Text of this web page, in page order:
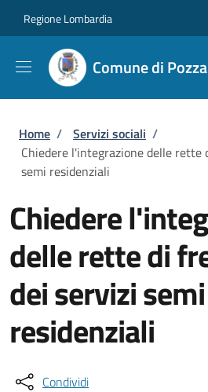
Regione Lombardia
Comune di
Briciole di pane
Home / Servizi sociali /
Chiedere l'integrazione delle rette
semi residenziali
Chiedere
delle rette di
dei servizi semi
residenziali
Condividi